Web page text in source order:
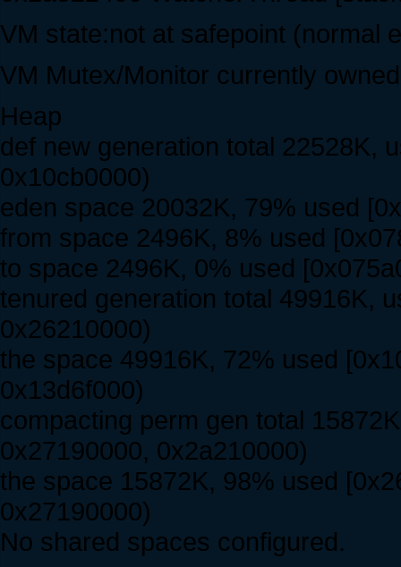
VM state:not at safepoint (normal
VM Mutex/Monitor currently
Heap
def new generation total 22528K,
0x10cb0000)
eden space 20032K, 79% used
from space 2496K, 8% used
to space 2496K, 0% used
tenured generation total 49916K,
0x26210000)
the space 49916K, 72% used
0x13d6f000)
compacting perm gen total
0x27190000, 0x2a210000)
the space 15872K, 98% used
0x27190000)
No shared spaces configured.